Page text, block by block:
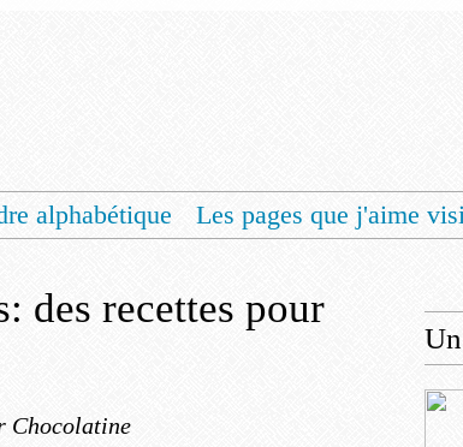
alphabétique Les pages que j'aime
des recettes pour
Chocolatine